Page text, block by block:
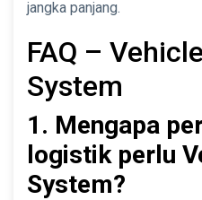
jangka panjang.
FAQ –
System
1. Mengapa
logistik perlu
System?